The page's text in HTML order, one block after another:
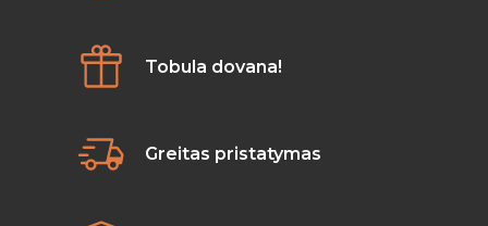
Tobula dovana!
Greitas pristatymas